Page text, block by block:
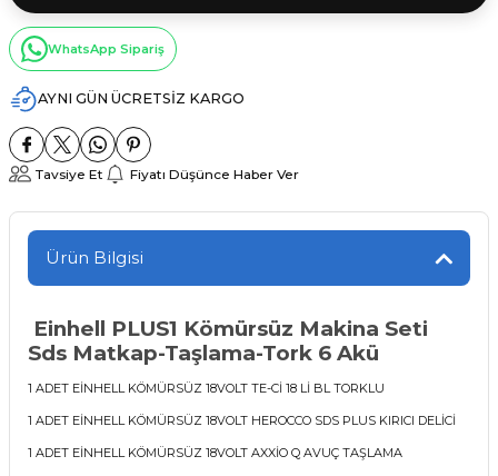
WhatsApp Sipariş
AYNI GÜN ÜCRETSİZ KARGO
Tavsiye Et Fiyatı Düşünce Haber Ver
Ürün Bilgisi
Einhell PLUS1 Kömürsüz Makina Seti
Sds Matkap-Taşlama-Tork 6 Akü
1 ADET EİNHELL KÖMÜRSÜZ 18VOLT TE-Cİ 18 Lİ BL TORKLU
1 ADET EİNHELL KÖMÜRSÜZ 18VOLT HEROCCO SDS PLUS KIRICI DELİCİ
1 ADET EİNHELL KÖMÜRSÜZ 18VOLT AXXİO Q AVUÇ TAŞLAMA